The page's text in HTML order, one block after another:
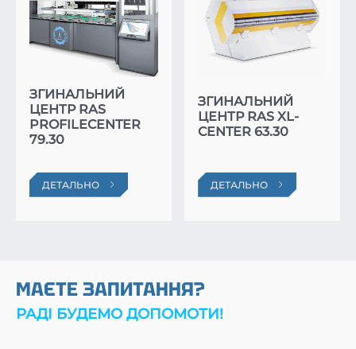
ЗГИНАЛЬНИЙ
ЦЕНТР RAS
PROFILECENTER
79.30
ДЕТАЛЬНО
ЗГИНАЛЬНИЙ
ЦЕНТР RAS XL-
CENTER 63.30
ДЕТАЛЬНО
МАЄТЕ ЗАПИТАННЯ?
РАДІ БУДЕМО ДОПОМОТИ!